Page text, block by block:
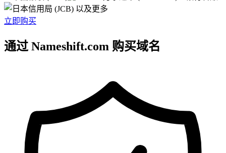
以及更多
立即购买
通过 Nameshift.com 购买域名